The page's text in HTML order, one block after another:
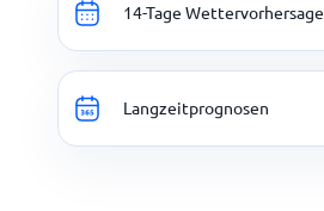
14-Tage Wettervorhersage
Langzeitprognosen